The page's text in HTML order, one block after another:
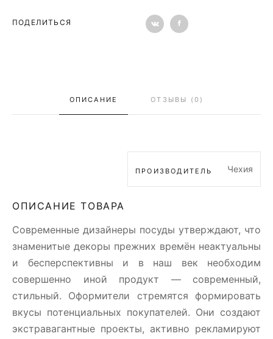
ПОДЕЛИТЬСЯ
ОПИСАНИЕ ОТЗЫВЫ (0)
ПРОИЗВОДИТЕЛЬ Чехия
ОПИСАНИЕ ТОВАРА
Современные дизайнеры посуды утверждают, что
знаменитые декоры прежних времён неактуальны
и бесперспективны и в наш век необходим
совершенно иной продукт — современный,
стильный. Оформители стремятся формировать
вкусы потенциальных покупателей. Они создают
экстравагантные проекты, активно рекламируют